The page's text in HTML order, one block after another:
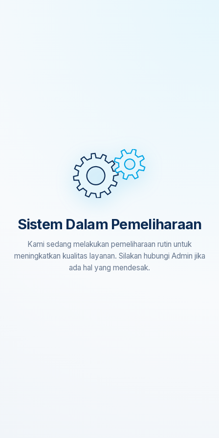
Sistem Dalam Pemeliharaan
Kami sedang melakukan pemeliharaan rutin untuk
meningkatkan kualitas layanan. Silakan hubungi Admin jika
ada hal yang mendesak.